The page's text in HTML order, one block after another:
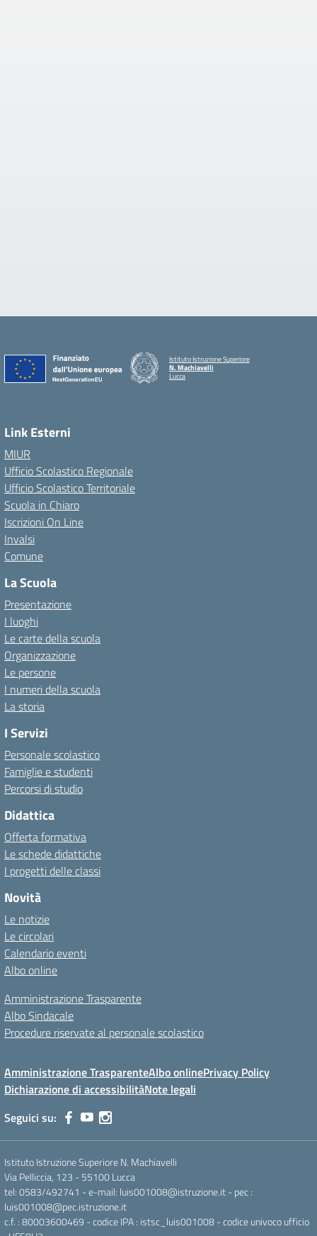
Istituto Istruzione Superiore
N. Machiavelli
Lucca
Link Esterni
MIUR
Ufficio Scolastico Regionale
Ufficio Scolastico Territoriale
Scuola in Chiaro
Iscrizioni On Line
Invalsi
Comune
La Scuola
Presentazione
I luoghi
Le carte della scuola
Organizzazione
Le persone
I numeri della scuola
La storia
I Servizi
Personale scolastico
Famiglie e studenti
Percorsi di studio
Didattica
Offerta formativa
Le schede didattiche
I progetti delle classi
Novità
Le notizie
Le circolari
Calendario eventi
Albo online
Amministrazione Trasparente
Albo Sindacale
Procedure riservate al personale scolastico
Amministrazione TrasparenteAlbo onlinePrivacy Policy
Dichiarazione di accessibilitàNote legali
Seguici su:
Istituto Istruzione Superiore N. Machiavelli
Via Pelliccia, 123 - 55100 Lucca
tel: 0583/492741 - e-mail: luis001008@istruzione.it - pec :
luis001008@pec.istruzione.it
c.f. : 80003600469 - codice IPA : istsc_luis001008 - codice univoco ufficio